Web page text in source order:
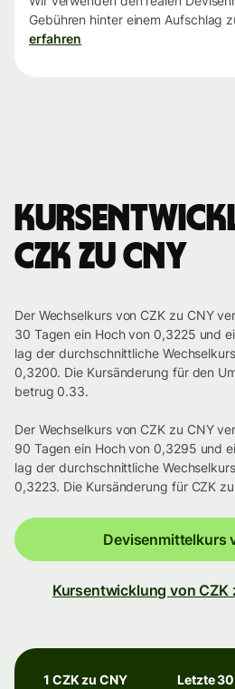
Gebühren hinter einem Aufschlag
erfahren
CZK zu CNY
Der Wechselkurs von CZK zu CNY
30 Tagen ein Hoch von 0,3225 und
lag der durchschnittliche
0,3200. Die Kursänderung für den
betrug 0.33.
Der Wechselkurs von CZK zu CNY
90 Tagen ein Hoch von 0,3295 und
lag der durchschnittliche
0,3223. Die Kursänderung für CZK
Devisenmittelkurs
Kursentwicklung von CZK
1 CZK zu CNY Letzte